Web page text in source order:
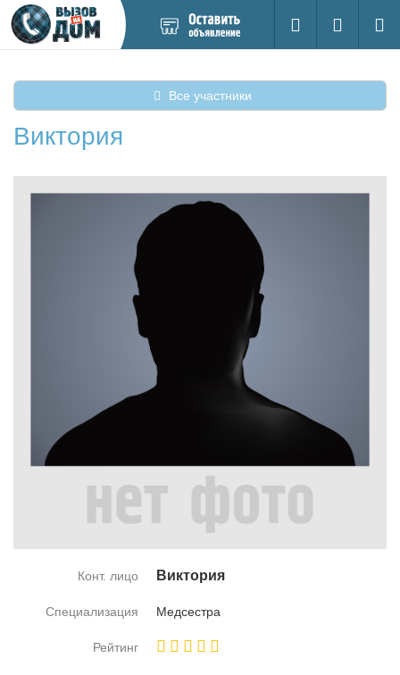
новое
Поиск
Вход на
Все участники
Виктория
Конт. лицо Вик­то­рия
Специализация Мед­сест­ра
Рейтинг